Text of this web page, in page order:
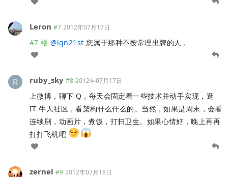
Leron #7 2012年07月17日
#7 楼 @lgn21st 您属于那种不按常理出牌的人，
ruby_sky #8 2012年07月17日
上微博，聊下 Q，每天会固定看一些技术并动手实现，逛
IT 牛人社区，看架构什么什么的。当然，如果是周末，会看
连续剧，动画片，煮饭，打扫卫生。如果心情好，晚上再再
打打飞机吧
zernel #9 2012年07月18日